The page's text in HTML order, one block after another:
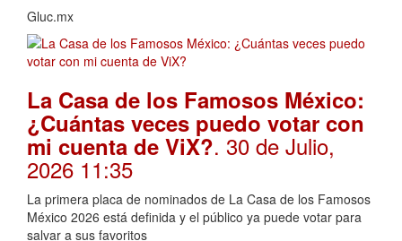
Gluc.mx
La Casa de los Famosos México:
¿Cuántas veces puedo votar con
mi cuenta de ViX?. 30 de Julio,
2026 11:35
La primera placa de nominados de La Casa de los Famosos
México 2026 está definida y el público ya puede votar para
salvar a sus favoritos